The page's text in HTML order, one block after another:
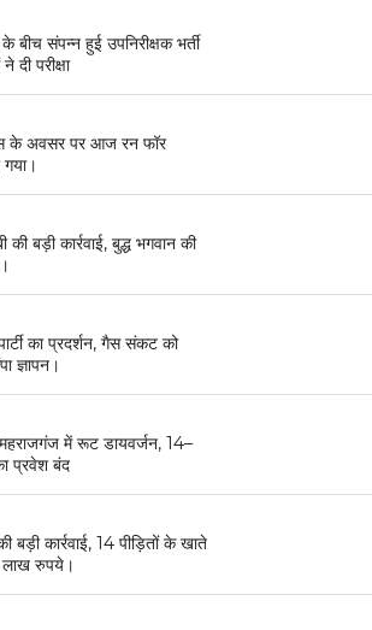
बीच संपन्न हुई उपनिरीक्षक भर्ती
दी परीक्षा
के अवसर पर आज रन फॉर
बड़ी कार्रवाई, बुद्ध भगवान की
का प्रदर्शन, गैस संकट को
ज्ञापन।
महराजगंज में रूट डायवर्जन, 14–
प्रवेश बंद
बड़ी कार्रवाई, 14 पीड़ितों के खाते
लाख रुपये।